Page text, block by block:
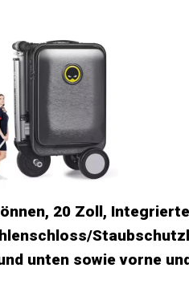
20 Zoll, Integrierte
unten sowie vorne